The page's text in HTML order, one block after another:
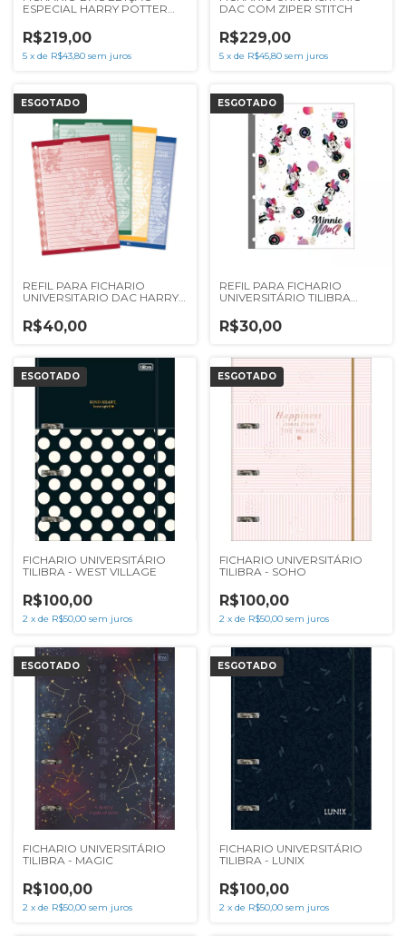
ESPECIAL HARRY POTTER
R$219,00
5 x de R$43,80 sem juros
DAC COM ZIPER STITCH
R$229,00
5 x de R$45,80 sem juros
ESGOTADO
REFIL PARA FICHARIO
UNIVERSITARIO DAC HARRY
R$40,00
ESGOTADO
REFIL PARA FICHARIO
UNIVERSITÁRIO TILIBRA
56G 80F
R$30,00
ESGOTADO
FICHARIO UNIVERSITÁRIO
TILIBRA - WEST VILLAGE
R$100,00
2 x de R$50,00 sem juros
ESGOTADO
FICHARIO UNIVERSITÁRIO
TILIBRA - SOHO
R$100,00
2 x de R$50,00 sem juros
ESGOTADO
FICHARIO UNIVERSITÁRIO
TILIBRA - MAGIC
R$100,00
2 x de R$50,00 sem juros
ESGOTADO
FICHARIO UNIVERSITÁRIO
TILIBRA - LUNIX
R$100,00
2 x de R$50,00 sem juros